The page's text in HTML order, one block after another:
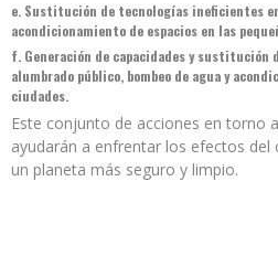
e. Sustitución de tecnologías ineficientes
acondicionamiento de espacios en las
f. Generación de capacidades y
alumbrado público, bombeo de agua y
ciudades.
Este conjunto de acciones en torno
ayudarán a enfrentar los efectos
un planeta más seguro y limpio.